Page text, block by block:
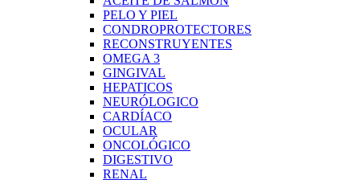
PELO Y PIEL
CONDROPROTECTORES
RECONSTRUYENTES
OMEGA 3
GINGIVAL
HEPATICOS
NEURÓLOGICO
CARDÍACO
OCULAR
ONCOLÓGICO
DIGESTIVO
RENAL